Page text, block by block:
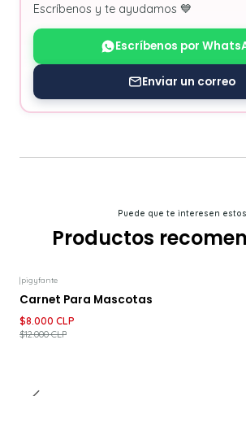
Escríbenos y te ayudamos 💙
Escríbenos por
Enviar un correo
Puede que te interesen estos
Productos
-33% DESCUENTO
|pigyfante
Carnet Para Mascotas
$8.000 CLP
$12.000 CLP